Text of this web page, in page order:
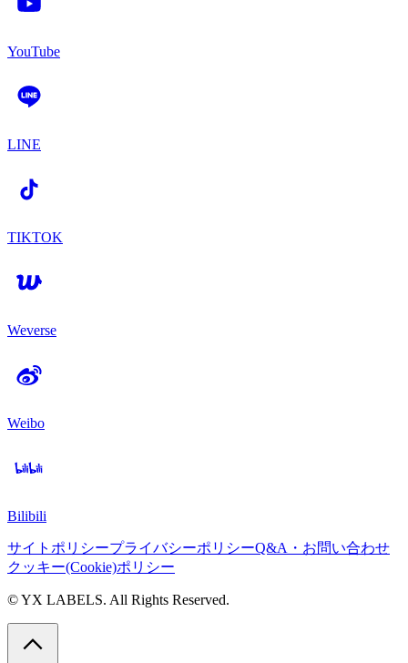
YouTube
LINE
TIKTOK
Weverse
Weibo
Bilibili
サイトポリシープライバシーポリシーQ&A・お問い合わせ
クッキー(Cookie)ポリシー
© YX LABELS. All Rights Reserved.